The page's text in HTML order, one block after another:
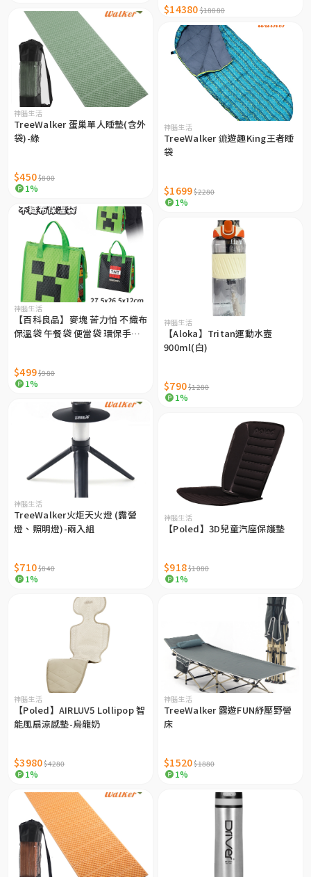
$14380$18880
神腦生活
TreeWalker 蛋巢單人睡墊(含外
袋)-綠
$450$800
1%
神腦生活
TreeWalker 鏕遊趣King王者睡
袋
$1699$2280
1%
神腦生活
【百科良品】麥塊 苦力怕 不織布
保溫袋 午餐袋 便當袋 環保手提
$499$980
1%
神腦生活
【Aloka】Tritan運動水壼
900ml(白)
$790$1280
1%
神腦生活
TreeWalker火炬天火燈 (露營
燈、照明燈)-兩入組
$710$840
1%
神腦生活
【Poled】3D兒童汽座保護墊
$918$1080
1%
神腦生活
【Poled】AIRLUV5 Lollipop 智
能風扇涼感墊-烏龍奶
$3980$4280
1%
神腦生活
TreeWalker 露遊FUN紓壓野營
床
$1520$1880
1%